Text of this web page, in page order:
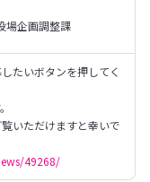
場企画調整課
たいボタンを押してく
いただけますと幸いで
49268/